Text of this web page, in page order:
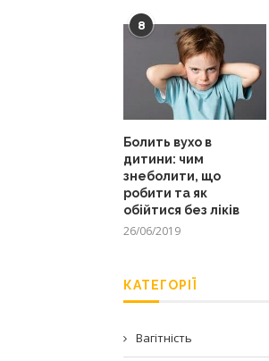
8
Болить вухо в
дитини: чим
знеболити, що
робити та як
обійтися без ліків
26/06/2019
КАТЕГОРІЇ
Вагітність